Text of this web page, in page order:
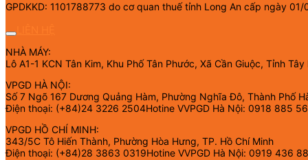
GPDKKD: 1101788773 do cơ quan thuế tỉnh Long An cấp ngày 01/
NHÀ MÁY:
Lô A1-1 KCN Tân Kim, Khu Phố Tân Phước, Xã Cần Giuộc, Tỉnh Tây
VPGD HÀ NỘI:
Số 7 Ngõ 167 Dương Quảng Hàm, Phường Nghĩa Đô, Thành Phố
Điện thoại: (+84)24 3226 2504Hotine VVPGD Hà Nội: 0918 885
VPGD HỒ CHÍ MINH:
343/5C Tô Hiến Thành, Phường Hòa Hưng, TP. Hồ Chí Minh
Điện thoại: (+84)28 3863 0319Hotine VVPGD Hà Nội: 0919 436